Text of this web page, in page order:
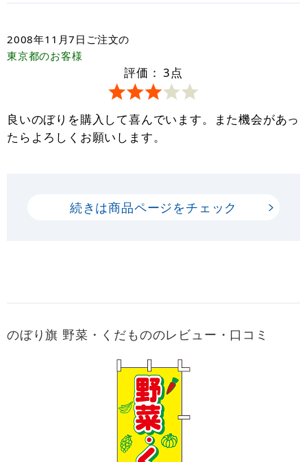
2008年11月7日 ご注文の
東京都のお客様
評価： 3点
良いのぼりを購入して喜んでいます。また機会があっ
たらよろしくお願いします。
続きは商品ページをチェック
のぼり旗 野菜・くだもののレビュー・口コミ